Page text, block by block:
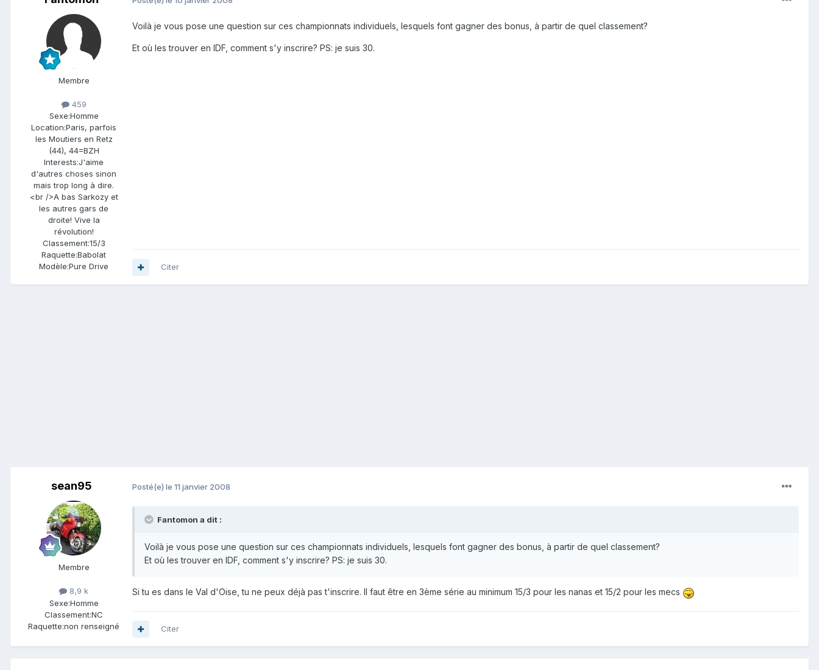
Membre
459
Sexe:Homme
Location:Paris, parfois
les Moutiers en Retz
(44), 44=BZH
Interests:J'aime
d'autres choses sinon
mais trop long à dire.
<br />A bas Sarkozy et
les autres gars de
droite! Vive la
révolution!
Classement:15/3
Raquette:Babolat
Modèle:Pure Drive
Voilà je vous pose une question sur ces championnats individuels, lesquels font gagner des bonus, à partir de quel classement?
Et où les trouver en IDF, comment s'y inscrire? PS: je suis 30.
Citer
sean95
Membre
8,9 k
Sexe:Homme
Classement:NC
Raquette:non renseigné
Posté(e) le 11 janvier 2008
Fantomon a dit :
Voilà je vous pose une question sur ces championnats individuels, lesquels font gagner des bonus, à partir de quel classement?
Et où les trouver en IDF, comment s'y inscrire? PS: je suis 30.
Si tu es dans le Val d'Oise, tu ne peux déjà pas t'inscrire. Il faut être en 3ème série au minimum 15/3 pour les nanas et 15/2 pour les mecs
Citer